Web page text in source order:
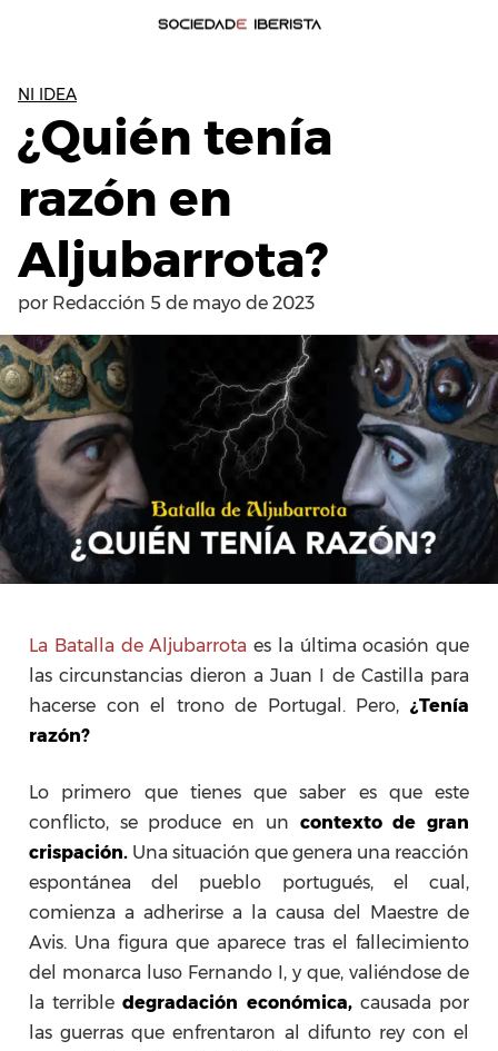
NI IDEA
¿Quién tenía
razón en
Aljubarrota?
por Redacción 5 de mayo de 2023
La Batalla de Aljubarrota es la última ocasión que
las circunstancias dieron a Juan I de Castilla para
hacerse con el trono de Portugal. Pero, ¿Tenía
razón?
Lo primero que tienes que saber es que este
conflicto, se produce en un contexto de gran
crispación. Una situación que genera una reacción
espontánea del pueblo portugués, el cual,
comienza a adherirse a la causa del Maestre de
Avis. Una figura que aparece tras el fallecimiento
del monarca luso Fernando I, y que, valiéndose de
la terribledegradación económica, causada por
las guerras que enfrentaron al difunto rey con el